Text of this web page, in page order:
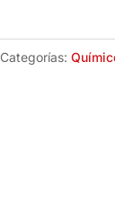
Categorías: